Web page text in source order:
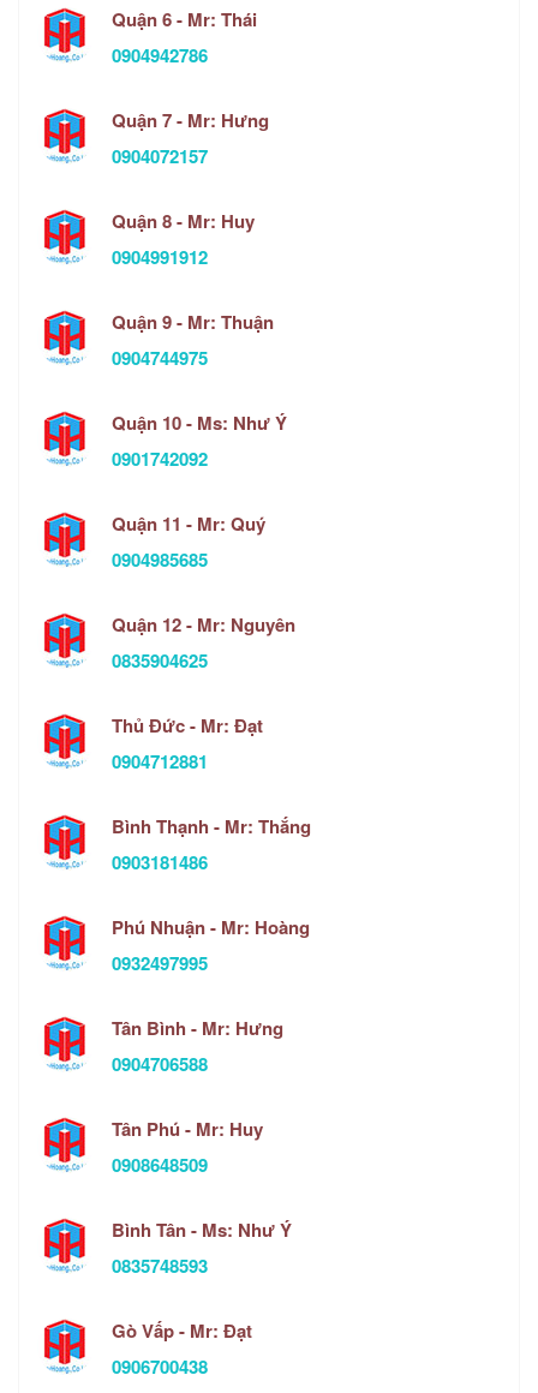
Quận 6 - Mr: Thái
0904942786
Quận 7 - Mr: Hưng
0904072157
Quận 8 - Mr: Huy
0904991912
Quận 9 - Mr: Thuận
0904744975
Quận 10 - Ms: Như Ý
0901742092
Quận 11 - Mr: Quý
0904985685
Quận 12 - Mr: Nguyên
0835904625
Thủ Đức - Mr: Đạt
0904712881
Bình Thạnh - Mr: Thắng
0903181486
Phú Nhuận - Mr: Hoàng
0932497995
Tân Bình - Mr: Hưng
0904706588
Tân Phú - Mr: Huy
0908648509
Bình Tân - Ms: Như Ý
0835748593
Gò Vấp - Mr: Đạt
0906700438